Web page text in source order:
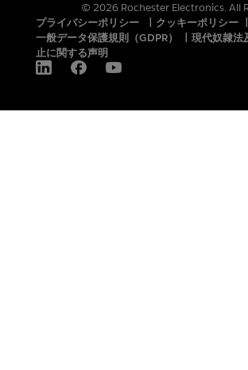
© 2026 Rochester Electronics. All
プライバシーポリシー
クッキーポリシー
一般データ保護規則（GDPR）
現代奴隷法
止に関する声明